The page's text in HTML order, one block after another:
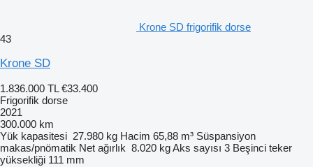
Krone SD frigorifik dorse
43
Krone SD
1.836.000 TL €33.400
Frigorifik dorse
2021
300.000 km
Yük kapasitesi 27.980 kg Hacim 65,88 m³ Süspansiyon
makas/pnömatik Net ağırlık 8.020 kgAks sayısı 3 Beşinci teker
yüksekliği 111 mm